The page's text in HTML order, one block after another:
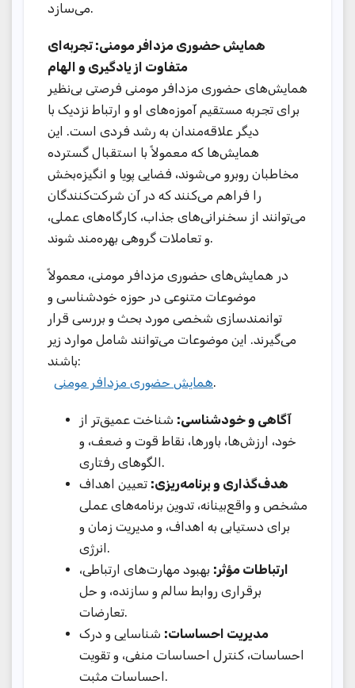
می‌سازد.
همایش حضوری مزدافر مومنی: تجربه‌ای
متفاوت از یادگیری و الهام
همایش‌های حضوری مزدافر مومنی فرصتی بی‌نظیر
برای تجربه مستقیم آموزه‌های او و ارتباط نزدیک با
دیگر علاقه‌مندان به رشد فردی است. این
همایش‌ها که معمولاً با استقبال گسترده
مخاطبان روبرو می‌شوند، فضایی پویا و انگیزه‌بخش
را فراهم می‌کنند که در آن شرکت‌کنندگان
می‌توانند از سخنرانی‌های جذاب، کارگاه‌های عملی،
و تعاملات گروهی بهره‌مند شوند.
در همایش‌های حضوری مزدافر مومنی، معمولاً
موضوعات متنوعی در حوزه خودشناسی و
توانمندسازی شخصی مورد بحث و بررسی قرار
می‌گیرند. این موضوعات می‌توانند شامل موارد زیر
باشند:
همایش حضوری مزدافر مومنی.
آگاهی و خودشناسی: شناخت عمیق‌تر از
خود، ارزش‌ها، باورها، نقاط قوت و ضعف، و
الگوهای رفتاری.
هدف‌گذاری و برنامه‌ریزی: تعیین اهداف
مشخص و واقع‌بینانه، تدوین برنامه‌های عملی
برای دستیابی به اهداف، و مدیریت زمان و
انرژی.
ارتباطات مؤثر: بهبود مهارت‌های ارتباطی،
برقراری روابط سالم و سازنده، و حل
تعارضات.
مدیریت احساسات: شناسایی و درک
احساسات، کنترل احساسات منفی، و تقویت
احساسات مثبت.